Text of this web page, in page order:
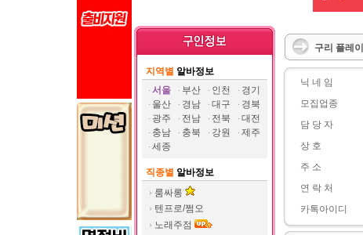
지역별 알바정보
서울
부산 인천
경기
울산
경남 대구
경북
광주
전남 전북
대전
충남
충북 강원
제주
세종
직종별 알바정보
룸싸롱
텐프로/쩜오
노래주점
구리 플레
닉 네 임
모집업종
담 당 자
상 호
주 소
연 락 처
카톡아이디